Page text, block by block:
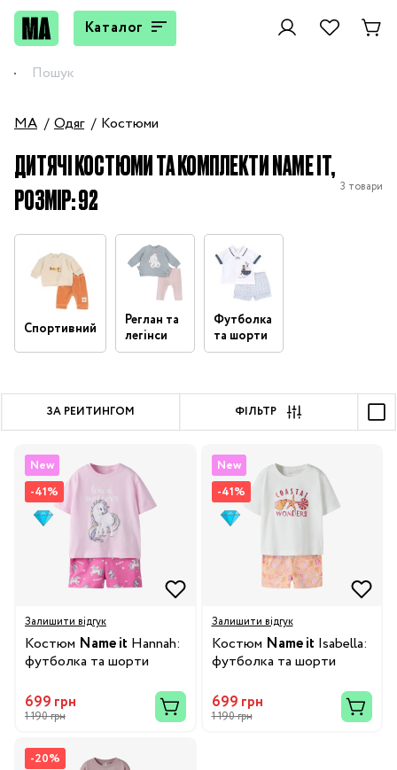
Каталог
MA Одяг Костюми
ДИТЯЧІ КОСТЮМИ ТА КОМПЛЕКТИ NAME IT,
РОЗМІР: 92
3 товари
Спортивний
Реглан та
легінси
Футболка
та шорти
ЗА РЕЙТИНГОМ ФІЛЬТР
New
-41%
Залишити відгук
Костюм Name it Hannah:
футболка та шорти
699 грн
1 190 грн
New
-41%
Залишити відгук
Костюм Name it Isabella:
футболка та шорти
699 грн
1 190 грн
-20%